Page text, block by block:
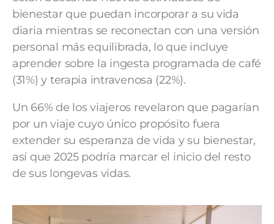
bienestar que puedan incorporar a su vida
diaria mientras se reconectan con una versión
personal más equilibrada, lo que incluye
aprender sobre la ingesta programada de café
(31%) y terapia intravenosa (22%).
Un 66% de los viajeros revelaron que pagarían
por un viaje cuyo único propósito fuera
extender su esperanza de vida y su bienestar,
así que 2025 podría marcar el inicio del resto
de sus longevas vidas.